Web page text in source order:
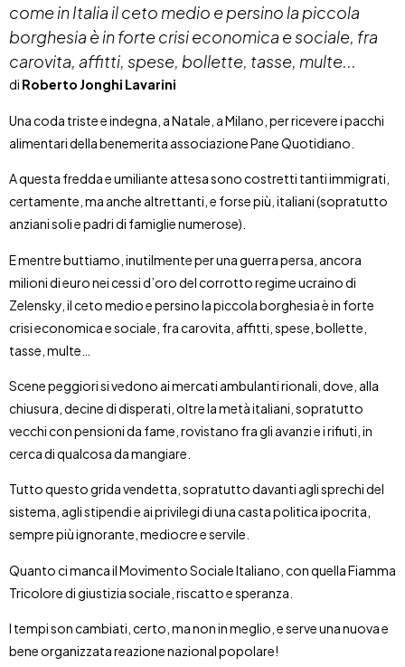
come in Italia il ceto medio e persino la piccola
borghesia è in forte crisi economica e sociale, fra
carovita, affitti, spese, bollette, tasse, multe...
di Roberto Jonghi Lavarini
Una coda triste e indegna, a Natale, a Milano, per ricevere i pacchi
alimentari della benemerita associazione Pane Quotidiano.
A questa fredda e umiliante attesa sono costretti tanti immigrati,
certamente, ma anche altrettanti, e forse più, italiani (sopratutto
anziani soli e padri di famiglie numerose).
E mentre buttiamo, inutilmente per una guerra persa, ancora
milioni di euro nei cessi d’oro del corrotto regime ucraino di
Zelensky, il ceto medio e persino la piccola borghesia è in forte
crisi economica e sociale, fra carovita, affitti, spese, bollette,
tasse, multe…
Scene peggiori si vedono ai mercati ambulanti rionali, dove, alla
chiusura, decine di disperati, oltre la metà italiani, sopratutto
vecchi con pensioni da fame, rovistano fra gli avanzi e i rifiuti, in
cerca di qualcosa da mangiare.
Tutto questo grida vendetta, sopratutto davanti agli sprechi del
sistema, agli stipendi e ai privilegi di una casta politica ipocrita,
sempre più ignorante, mediocre e servile.
Quanto ci manca il Movimento Sociale Italiano, con quella Fiamma
Tricolore di giustizia sociale, riscatto e speranza.
I tempi son cambiati, certo, ma non in meglio, e serve una nuova e
bene organizzata reazione nazional popolare!